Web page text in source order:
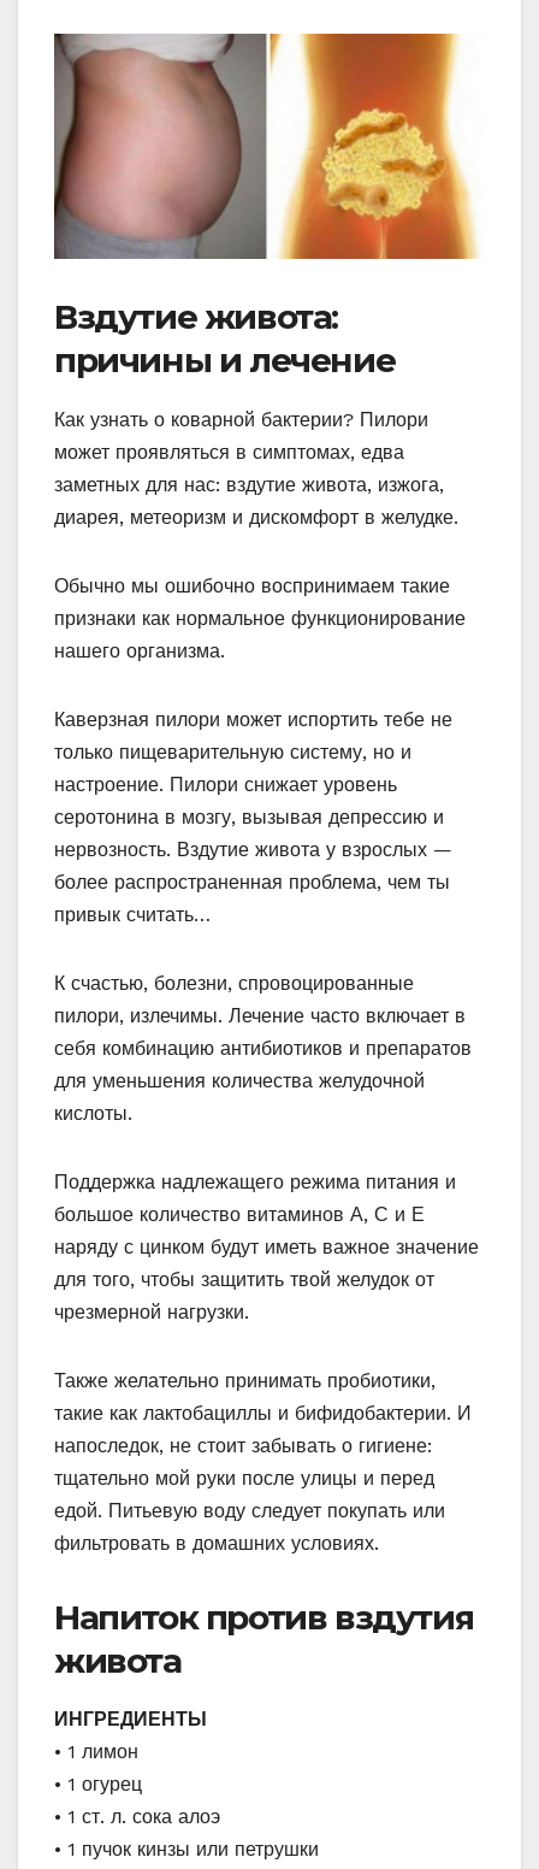
Вздутие живота:
причины и лечение
Как узнать о коварной бактерии? Пилори
может проявляться в симптомах, едва
заметных для нас: вздутие живота, изжога,
диарея, метеоризм и дискомфорт в желудке.
Обычно мы ошибочно воспринимаем такие
признаки как нормальное функционирование
нашего организма.
Каверзная пилори может испортить тебе не
только пищеварительную систему, но и
настроение. Пилори снижает уровень
серотонина в мозгу, вызывая депрессию и
нервозность. Вздутие живота у взрослых —
более распространенная проблема, чем ты
привык считать…
К счастью, болезни, спровоцированные
пилори, излечимы. Лечение часто включает в
себя комбинацию антибиотиков и препаратов
для уменьшения количества желудочной
кислоты.
Поддержка надлежащего режима питания и
большое количество витаминов А, С и Е
наряду с цинком будут иметь важное значение
для того, чтобы защитить твой желудок от
чрезмерной нагрузки.
Также желательно принимать пробиотики,
такие как лактобациллы и бифидобактерии. И
напоследок, не стоит забывать о гигиене:
тщательно мой руки после улицы и перед
едой. Питьевую воду следует покупать или
фильтровать в домашних условиях.
Напиток против вздутия
живота
ИНГРЕДИЕНТЫ
• 1 лимон
• 1 огурец
• 1 ст. л. сока алоэ
• 1 пучок кинзы или петрушки